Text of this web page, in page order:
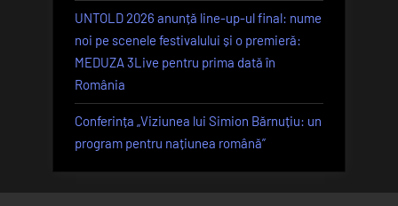
UNTOLD 2026 anunță line-up-ul final: nume
noi pe scenele festivalului și o premieră:
MEDUZA 3Live pentru prima dată în
România
Conferința „Viziunea lui Simion Bărnuțiu: un
program pentru națiunea română”